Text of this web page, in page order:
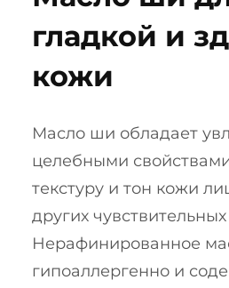
гладкой и
кожи
Масло ши обладает
целебными
текстуру и тон кожи
других
Нерафинированное
гипоаллергенно и